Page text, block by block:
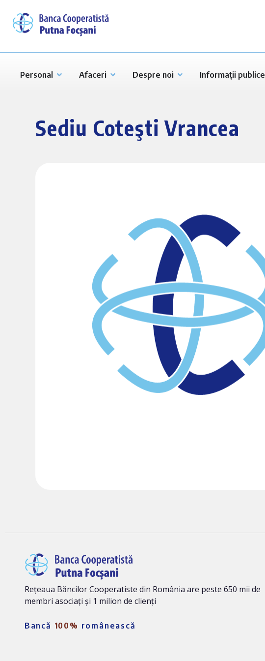
Personal Afaceri Despre noi Informații publice
Sediu Coteşti Vrancea
Rețeaua Băncilor Cooperatiste din România are peste 650 mii de
membri asociați și 1 milion de clienți
Bancă 100% românească